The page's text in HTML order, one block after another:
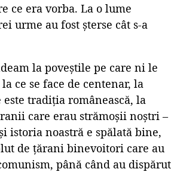
ce era vorba. La o lume
urme au fost șterse cât s-a
la poveștile pe care ni le
ce se face de centenar, la
este tradiția românească, la
care erau strămoșii noștri –
istoria noastră e spălată bine,
de țărani binevoitori care au
până când au dispărut